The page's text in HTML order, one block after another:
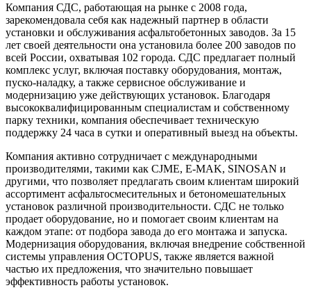
Компания СДС, работающая на рынке с 2008 года,
зарекомендовала себя как надежный партнер в области
установки и обслуживания асфальтобетонных заводов. За 15
лет своей деятельности она установила более 200 заводов по
всей России, охватывая 102 города. СДС предлагает полный
комплекс услуг, включая поставку оборудования, монтаж,
пуско-наладку, а также сервисное обслуживание и
модернизацию уже действующих установок. Благодаря
высококвалифицированным специалистам и собственному
парку техники, компания обеспечивает техническую
поддержку 24 часа в сутки и оперативный выезд на объекты.
Компания активно сотрудничает с международными
производителями, такими как CJME, E-MAK, SINOSAN и
другими, что позволяет предлагать своим клиентам широкий
ассортимент асфальтосмесительных и бетономешательных
установок различной производительности. СДС не только
продает оборудование, но и помогает своим клиентам на
каждом этапе: от подбора завода до его монтажа и запуска.
Модернизация оборудования, включая внедрение собственной
системы управления OCTOPUS, также является важной
частью их предложения, что значительно повышает
эффективность работы установок.